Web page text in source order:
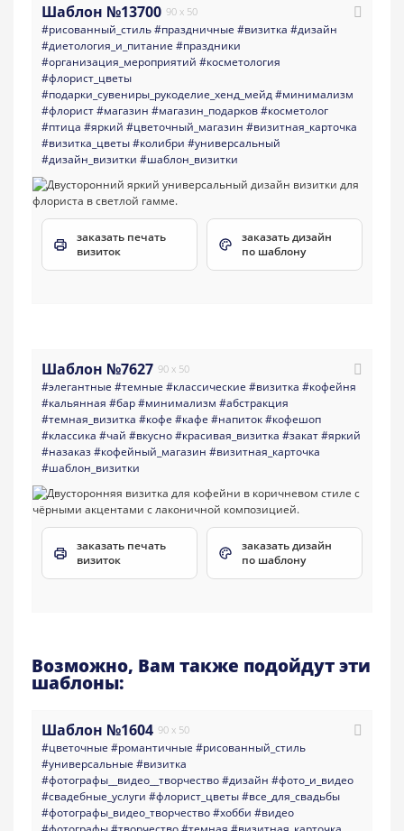
Шаблон №13700 90 x 50
#рисованный_стиль#праздничные #визитка #дизайн
#диетология_и_питание #праздники
#организация_мероприятий #косметология
#флорист_цветы
#подарки_сувениры_рукоделие_хенд_мейд#минимализм
#флорист#магазин #магазин_подарков#косметолог
#птица #яркий #цветочный_магазин #визитная_карточка
#визитка_цветы#колибри #универсальный
#дизайн_визитки #шаблон_визитки
заказать печать
визиток
заказать дизайн
по шаблону
Шаблон №7627 90 x 50
#элегантные #темные #классические #визитка #кофейня
#кальянная #бар#минимализм #абстракция
#темная_визитка #кофе #кафе #напиток#кофешоп
#классика #чай #вкусно#красивая_визитка #закат#яркий
#назаказ#кофейный_магазин #визитная_карточка
#шаблон_визитки
заказать печать
визиток
заказать дизайн
по шаблону
Возможно, Вам также подойдут эти
шаблоны:
Шаблон №1604 90 x 50
#цветочные #романтичные #рисованный_стиль
#универсальные #визитка
#фотографы__видео__творчество#дизайн #фото_и_видео
#свадебные_услуги #флорист_цветы#все_для_свадьбы
#фотографы_видео_творчество#хобби #видео